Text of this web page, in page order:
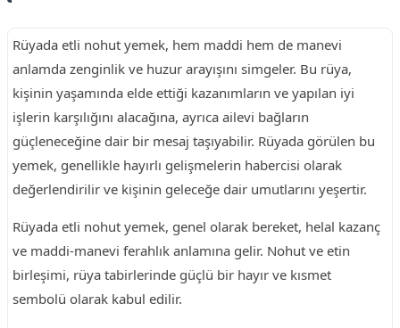
Rüyada etli nohut yemek, hem maddi hem de manevi
anlamda zenginlik ve huzur arayışını simgeler. Bu rüya,
kişinin yaşamında elde ettiği kazanımların ve yapılan iyi
işlerin karşılığını alacağına, ayrıca ailevi bağların
güçleneceğine dair bir mesaj taşıyabilir. Rüyada görülen bu
yemek, genellikle hayırlı gelişmelerin habercisi olarak
değerlendirilir ve kişinin geleceğe dair umutlarını yeşertir.
Rüyada etli nohut yemek, genel olarak bereket, helal kazanç
ve maddi-manevi ferahlık anlamına gelir. Nohut ve etin
birleşimi, rüya tabirlerinde güçlü bir hayır ve kısmet
sembolü olarak kabul edilir.